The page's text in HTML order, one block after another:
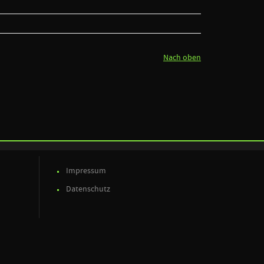
Nach oben
Impressum
Datenschutz